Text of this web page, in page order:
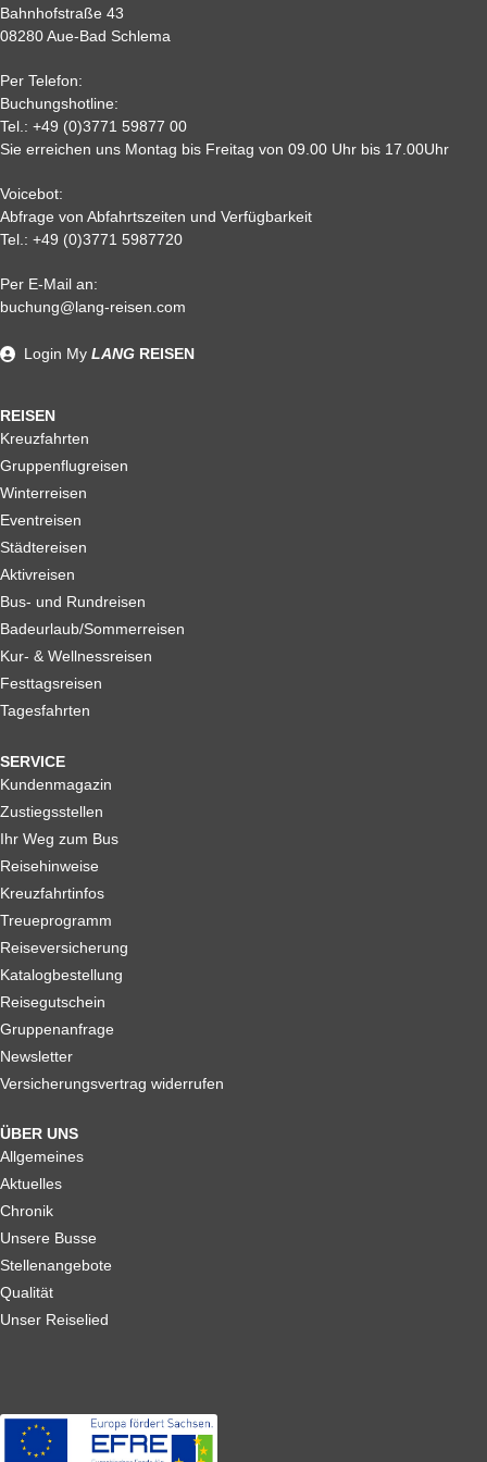
7
2
Alle weiteren Stronierungsbedingungen entnehmen Sie bitte
Reiserücktrittskostenversicherung
Bahnhofstraße 43
08280 Aue-Bad Schlema
Per Telefon:
Buchungshotline:
Tel.: +49 (0)3771 59877 00
Sie erreichen uns Montag bis Freitag von 09.00 Uhr bis 17.00Uhr
Voicebot:
Abfrage von Abfahrtszeiten und Verfügbarkeit
Tel.: +49 (0)3771 5987720
Per E-Mail an:
buchung@lang-reisen.com
REISEN
Kreuzfahrten
Gruppenflugreisen
Winterreisen
Eventreisen
Städtereisen
Aktivreisen
Bus- und Rundreisen
Badeurlaub/Sommerreisen
Kur- & Wellnessreisen
Festtagsreisen
Tagesfahrten
SERVICE
Kundenmagazin
Zustiegsstellen
Ihr Weg zum Bus
Reisehinweise
Kreuzfahrtinfos
Treueprogramm
Reiseversicherung
Katalogbestellung
Reisegutschein
Gruppenanfrage
Newsletter
Versicherungsvertrag widerrufen
ÜBER UNS
Allgemeines
Aktuelles
Chronik
Unsere Busse
Stellenangebote
Qualität
Unser Reiselied
Login My LANG REISEN